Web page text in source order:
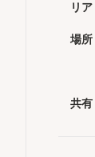
リア
場所
共有